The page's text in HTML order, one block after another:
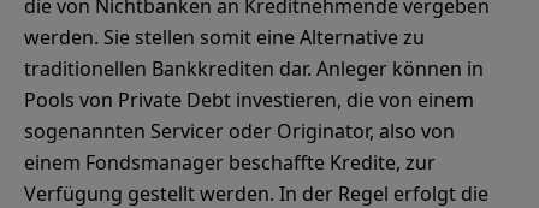
die von Nichtbanken an Kreditnehmende vergeben
werden. Sie stellen somit eine Alternative zu
traditionellen Bankkrediten dar. Anleger können in
Pools von Private Debt investieren, die von einem
sogenannten Servicer oder Originator, also von
einem Fondsmanager beschaffte Kredite, zur
Verfügung gestellt werden. In der Regel erfolgt die